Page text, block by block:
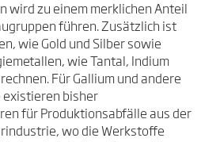
wird zu einem merklichen Anteil
führen. Zusätzlich ist
wie Gold und Silber sowie
wie Tantal, Indium
Für Gallium und andere
existieren bisher
für Produktionsabfälle aus der
wo die Werkstoffe